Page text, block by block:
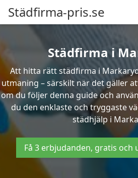
Städfirma-pris.se
Städfirma i
Att hitta rätt städfirma i
utmaning – särskilt när det gäller
om du följer denna guide och
du den enklaste och tryggaste
städhjälp i
Få 3 erbjudanden, gratis